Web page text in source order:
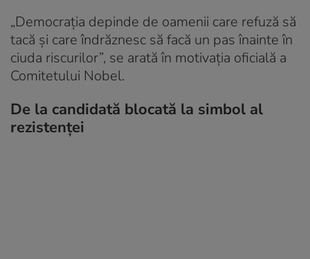
„Democrația depinde de oamenii care refuză să
tacă și care îndrăznesc să facă un pas înainte în
ciuda riscurilor”, se arată în motivația oficială a
Comitetului Nobel.
De la candidată blocată la simbol al
rezistenței